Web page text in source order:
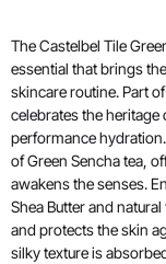
The Castelbel Tile
essential that brings
skincare routine. Part
celebrates the
performance
of Green Sencha tea,
awakens the senses.
Shea Butter and
and protects the skin
silky texture is